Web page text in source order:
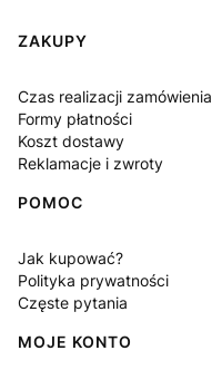
Linki w stopce
ZAKUPY
Czas realizacji zamówienia
Formy płatności
Koszt dostawy
Reklamacje i zwroty
POMOC
Jak kupować?
Polityka prywatności
Częste pytania
MOJE KONTO